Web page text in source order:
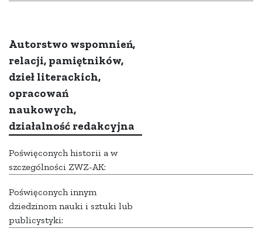
Autorstwo wspomnień,
relacji, pamiętników,
dzieł literackich,
opracowań
naukowych,
działalność redakcyjna
Poświęconych historii a w
szczególności ZWZ-AK:
Poświęconych innym
dziedzinom nauki i sztuki lub
publicystyki: